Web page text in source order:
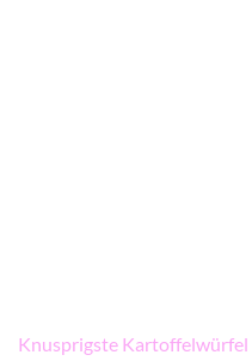
Beitragsnavigation
Knusprigste Kartoffelwürfel